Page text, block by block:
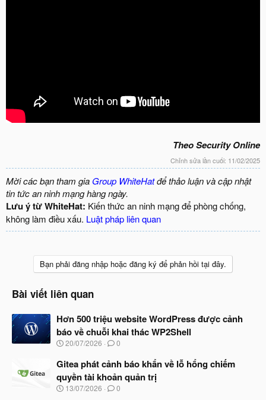
Theo Security Online
Chỉnh sửa lần cuối: 11/02/2025
Mời các bạn tham gia Group WhiteHatđể thảo luận và cập nhật
tin tức an ninh mạng hàng ngày.
Lưu ý từ WhiteHat: Kiến thức an ninh mạng để phòng chống,
không làm điều xấu. Luật pháp liên quan
Bạn phải đăng nhập hoặc đăng ký để phản hồi tại đây.
Bài viết liên quan
Hơn 500 triệu website WordPress được cảnh
báo về chuỗi khai thác WP2Shell
N
à
y
b
ắ
20/07/2026 0
Gitea phát cảnh báo khẩn về lỗ hổng chiếm
quyền tài khoản quản trị
N
13/07/2026 0